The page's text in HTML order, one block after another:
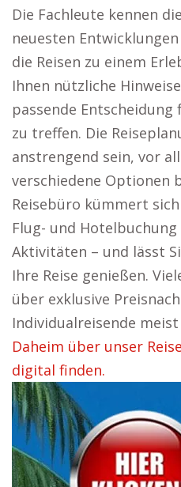
Die Fachleute kennen
neuesten
die Reisen zu einem
Ihnen nützliche
passende
zu treffen. Die
anstrengend sein, vor
verschiedene Optionen
Reisebüro kümmert
Flug- und
Aktivitäten – und lässt
Ihre Reise genießen.
über exklusive
Individualreisende
Daheim über unser
digital finden.